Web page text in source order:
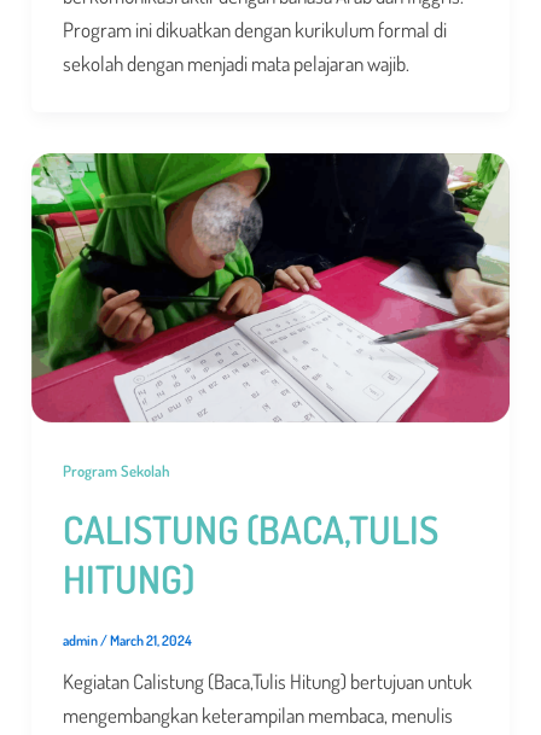
Program ini dikuatkan dengan kurikulum formal di
sekolah dengan menjadi mata pelajaran wajib.
Program Sekolah
CALISTUNG (BACA,TULIS
HITUNG)
admin/March 21, 2024
Kegiatan Calistung (Baca,Tulis Hitung) bertujuan untuk
mengembangkan keterampilan membaca, menulis